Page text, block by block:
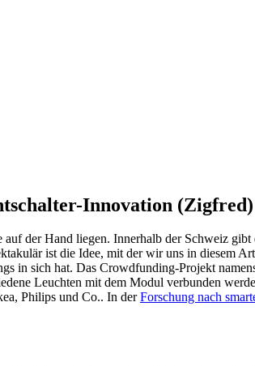
Innovation (Zigfred)
der Hand liegen. Innerhalb der Schweiz
ist die Idee, mit der wir uns in diesem
in sich hat. Das Crowdfunding-Projekt
Leuchten mit dem Modul verbunden
Philips und Co.. In derForschung nach